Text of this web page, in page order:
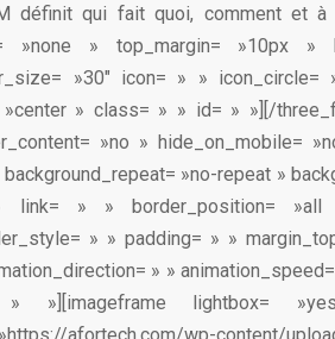
définit qui fait quoi, comment et à
»none » top_margin= »10px »
»30″ icon= » » icon_circle=
» class= » » id= » »][/
»no » hide_on_mobile=
»no-repeat »
link= » » border_position=
» » padding= » »
» »
lightbox=
afortech.com/wp-content/